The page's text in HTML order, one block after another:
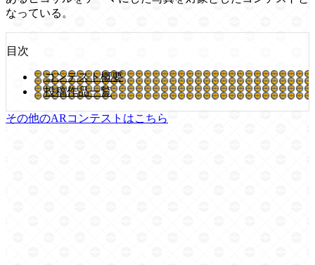
なっている。
目次
コンテスト概要
投稿作品一覧
その他のARコンテストはこちら